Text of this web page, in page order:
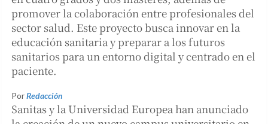
promover la colaboración entre profesionales del
sector salud. Este proyecto busca innovar en la
educación sanitaria y preparar a los futuros
sanitarios para un entorno digital y centrado en el
paciente.
PorRedacción
Sanitas y la Universidad Europea han anunciado